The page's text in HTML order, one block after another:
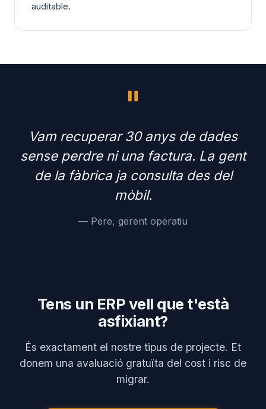
auditable.
"
Vam recuperar 30 anys de dades
sense perdre ni una factura. La gent
de la fàbrica ja consulta des del
mòbil.
— Pere, gerent operatiu
Tens un ERP vell que t'està
asfixiant?
És exactament el nostre tipus de projecte. Et
donem una avaluació gratuïta del cost i risc de
migrar.